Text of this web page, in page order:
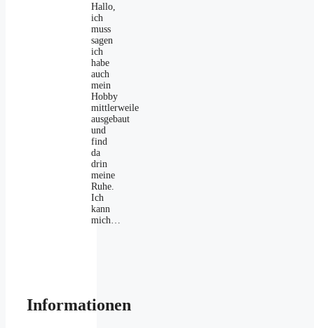
Hallo,
ich
muss
sagen
ich
habe
auch
mein
Hobby
mittlerweile
ausgebaut
und
find
da
drin
meine
Ruhe.
Ich
kann
mich…
Informationen